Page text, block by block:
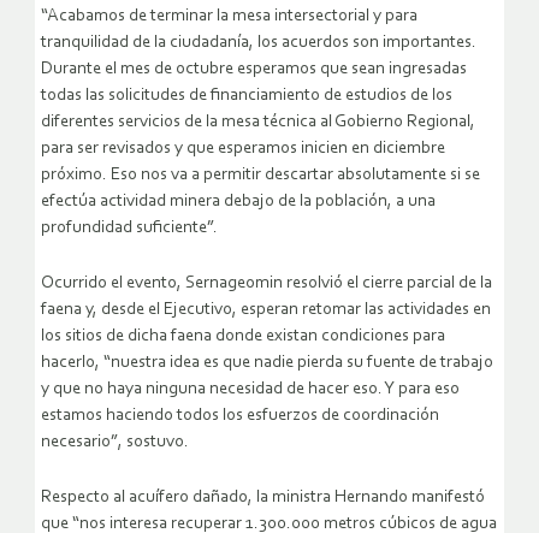
“Acabamos de terminar la mesa intersectorial y para
tranquilidad de la ciudadanía, los acuerdos son importantes.
Durante el mes de octubre esperamos que sean ingresadas
todas las solicitudes de financiamiento de estudios de los
diferentes servicios de la mesa técnica al Gobierno Regional,
para ser revisados y que esperamos inicien en diciembre
próximo. Eso nos va a permitir descartar absolutamente si se
efectúa actividad minera debajo de la población, a una
profundidad suficiente”.
Ocurrido el evento, Sernageomin resolvió el cierre parcial de la
faena y, desde el Ejecutivo, esperan retomar las actividades en
los sitios de dicha faena donde existan condiciones para
hacerlo, “nuestra idea es que nadie pierda su fuente de trabajo
y que no haya ninguna necesidad de hacer eso. Y para eso
estamos haciendo todos los esfuerzos de coordinación
necesario”, sostuvo.
Respecto al acuífero dañado, la ministra Hernando manifestó
que “nos interesa recuperar 1.300.000 metros cúbicos de agua